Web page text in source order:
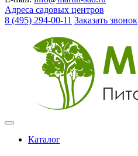
Адреса садовых центров
8 (495) 294-00-11 Заказать звонок
Каталог